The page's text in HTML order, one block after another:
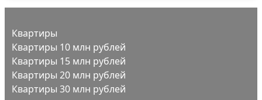
Квартиры
Квартиры 10 млн рублей
Квартиры 15 млн рублей
Квартиры 20 млн рублей
Квартиры 30 млн рублей